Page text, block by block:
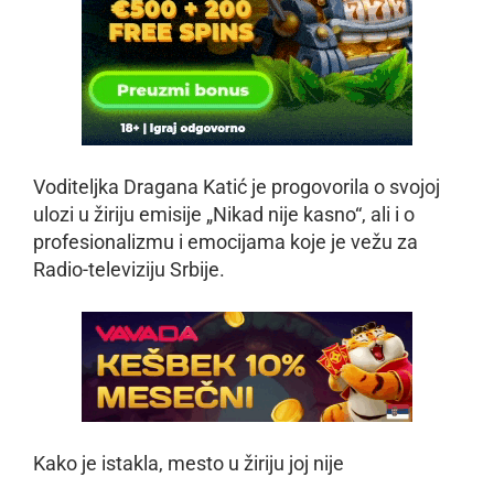
Voditeljka Dragana Katić je progovorila o svojoj
ulozi u žiriju emisije „Nikad nije kasno“, ali i o
profesionalizmu i emocijama koje je vežu za
Radio-televiziju Srbije.
Kako je istakla, mesto u žiriju joj nije